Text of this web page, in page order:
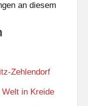
an diesem
Zehlendorf
in Kreide